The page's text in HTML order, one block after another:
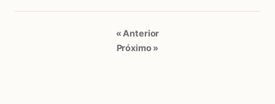
« Anterior
Próximo »